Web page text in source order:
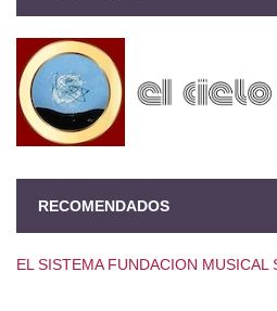
RECOMENDADOS
EL SISTEMA FUNDACION MUSICAL